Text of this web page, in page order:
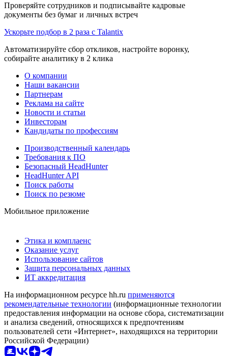
Проверяйте сотрудников и подписывайте кадровые
документы без бумаг и личных встреч
Ускорьте подбор в 2 раза с Talantix
Автоматизируйте сбор откликов, настройте воронку,
собирайте аналитику в 2 клика
О компании
Наши вакансии
Партнерам
Реклама на сайте
Новости и статьи
Инвесторам
Кандидаты по профессиям
Производственный календарь
Требования к ПО
Безопасный HeadHunter
HeadHunter API
Поиск работы
Поиск по резюме
Мобильное приложение
Этика и комплаенс
Оказание услуг
Использование сайтов
Защита персональных данных
ИТ аккредитация
На информационном ресурсе hh.ru применяются
рекомендательные технологии (информационные технологии
предоставления информации на основе сбора, систематизации
и анализа сведений, относящихся к предпочтениям
пользователей сети «Интернет», находящихся на территории
Российской Федерации)